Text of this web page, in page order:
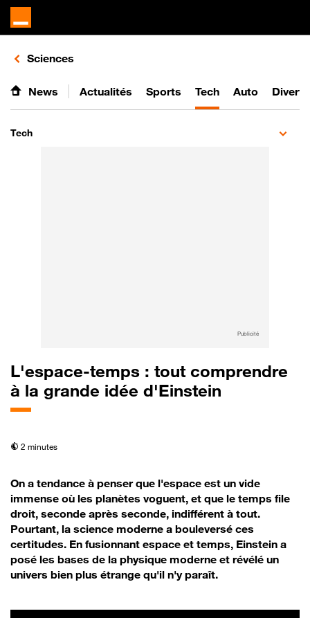
Retours vers le listing d'articles de la catégorie
Sciences
News Actualités Sports Tech Auto
Tech
Publicité
L'espace-temps : tout comprendre
à la grande idée d'Einstein
temps de lecture
2 minutes
On a tendance à penser que l'espace est un vide
immense où les planètes voguent, et que le temps file
droit, seconde après seconde, indifférent à tout.
Pourtant, la science moderne a bouleversé ces
certitudes. En fusionnant espace et temps, Einstein a
posé les bases de la physique moderne et révélé un
univers bien plus étrange qu'il n'y paraît.